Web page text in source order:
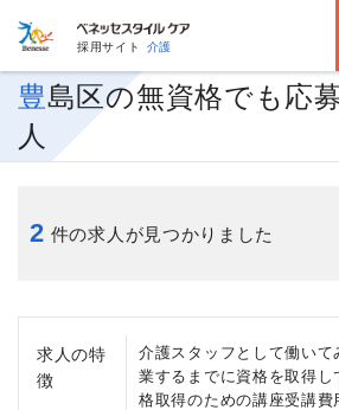
採用サイト 介護
豊島区の無資格でも応募OKの介護求
人
2 件の求人が見つかりました
求人の特
徴
介護スタッフとして働い
業するまでに資格を取得
格取得のための講座受講